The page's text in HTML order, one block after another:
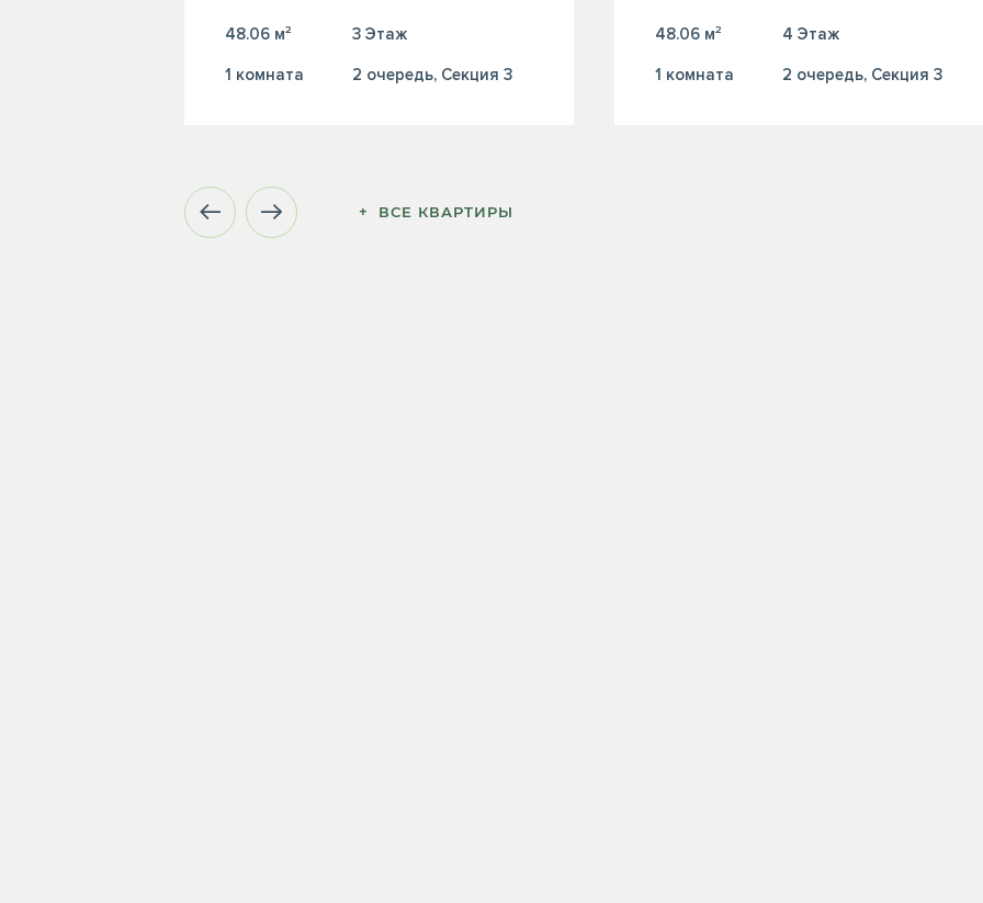
48.06 м² 3 Этаж
1 комната 2 очередь, Секция 3
48.06 м² 4 Этаж
1 комната 2 очередь, Секция 3
+  ВСЕ КВАРТИРЫ